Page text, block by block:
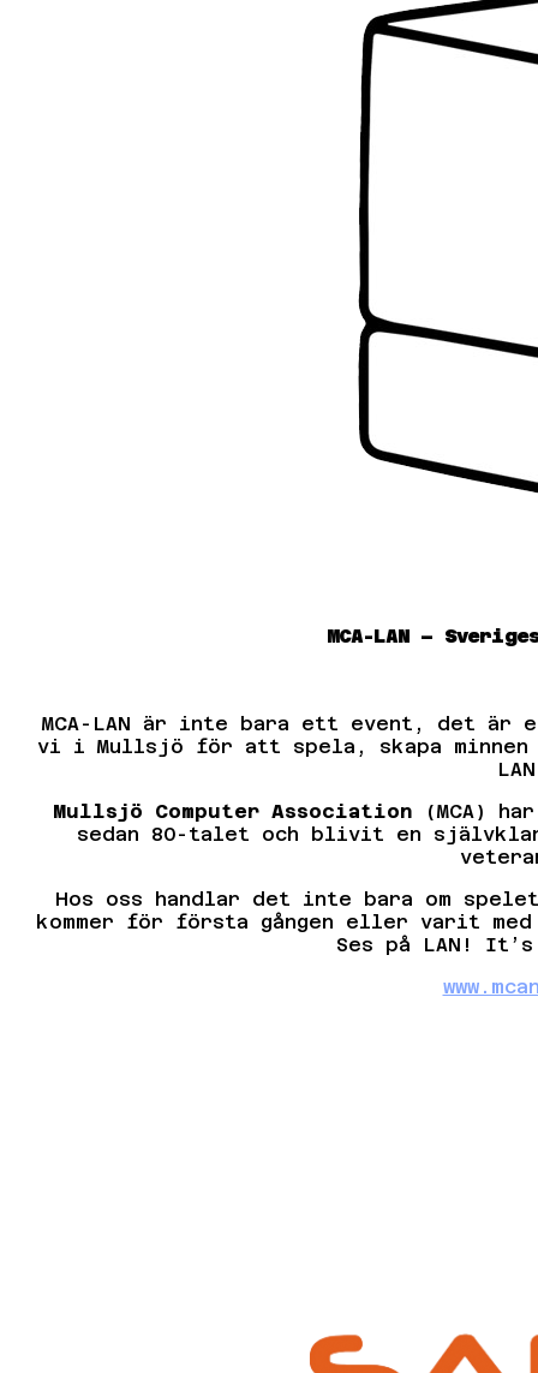
MCA-LAN –
MCA-LAN är inte bara ett event, det är
vi i Mullsjö för att spela, skapa minnen
Mullsjö Computer Association(MCA)
sedan 80-talet och blivit en
Hos oss handlar det inte bara om
kommer för första gången eller varit
Ses på LAN!